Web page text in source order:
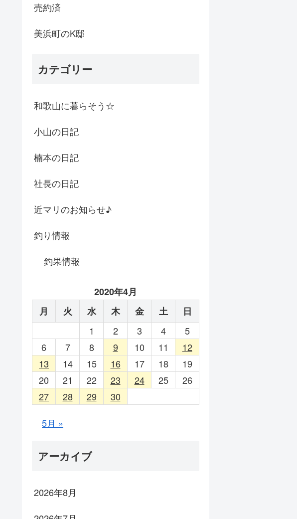
売約済
美浜町のK邸
カテゴリー
和歌山に暮らそう☆
小山の日記
楠本の日記
社長の日記
近マリのお知らせ♪
釣り情報
釣果情報
2020年4月
月
火 水 木 金 土
日
1
2 3 4
5
6
7 8 9 10 11
12
13
14 15 16 17 18
19
20
21 22 23 24 25
26
27
28 29 30
5月 »
アーカイブ
2026年8月